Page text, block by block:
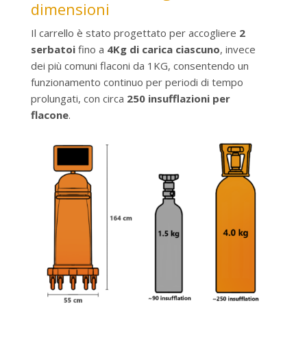
dimensioni
Il carrello è stato progettato per accogliere 2
serbatoifino a 4Kg di carica ciascuno, invece
dei più comuni flaconi da 1KG, consentendo un
funzionamento continuo per periodi di tempo
prolungati, con circa 250 insufflazioni per
flacone.